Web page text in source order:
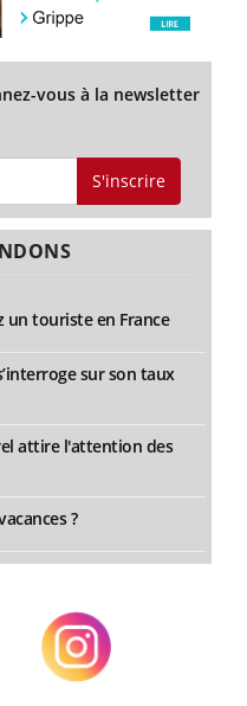
vous à la newsletter
S'inscrire
un touriste en France
sur son taux
attire l'attention des
?